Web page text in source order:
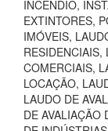
INCÊNDIO,
EXTINTORES,
IMÓVEIS,
RESIDENCIAIS,
COMERCIAIS,
LOCAÇÃO,
LAUDO DE
DE AVALIAÇÃO